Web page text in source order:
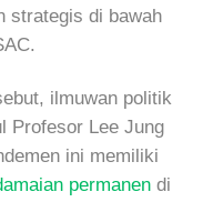
strategis di bawah
ilmuwan politik
Profesor Lee Jung
ini memiliki
permanendi